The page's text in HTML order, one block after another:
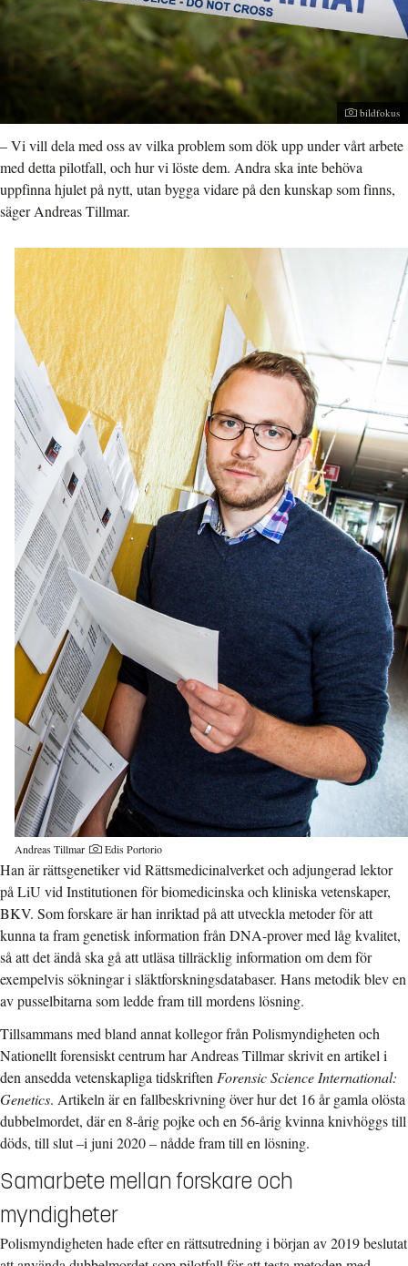
Fotograf:
bildfokus
– Vi vill dela med oss av vilka problem som dök upp under vårt arbete
med detta pilotfall, och hur vi löste dem. Andra ska inte behöva
uppfinna hjulet på nytt, utan bygga vidare på den kunskap som finns,
säger Andreas Tillmar.
Andreas Tillmar Edis Portorio
Han är rättsgenetiker vid Rättsmedicinalverket och adjungerad lektor
på LiU vid Institutionen för biomedicinska och kliniska vetenskaper,
BKV. Som forskare är han inriktad på att utveckla metoder för att
kunna ta fram genetisk information från DNA-prover med låg kvalitet,
så att det ändå ska gå att utläsa tillräcklig information om dem för
exempelvis sökningar i släktforskningsdatabaser. Hans metodik blev en
av pusselbitarna som ledde fram till mordens lösning.
Tillsammans med bland annat kollegor från Polismyndigheten och
Nationellt forensiskt centrum har Andreas Tillmar skrivit en artikel i
den ansedda vetenskapliga tidskriften Forensic Science International:
Genetics. Artikeln är en fallbeskrivning över hur det 16 år gamla olösta
dubbelmordet, där en 8-årig pojke och en 56-årig kvinna knivhöggs till
döds, till slut –i juni 2020 – nådde fram till en lösning.
Samarbete mellan forskare och
myndigheter
Polismyndigheten hade efter en rättsutredning i början av 2019 beslutat